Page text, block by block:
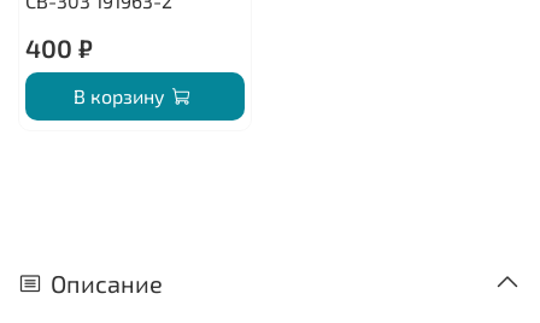
400 ₽
В корзину
Описание